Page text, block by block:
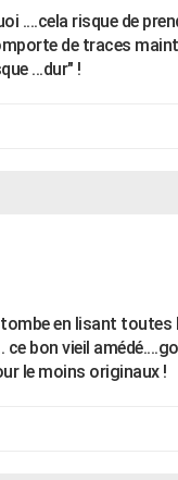
....cela risque de
de traces
...dur" !
en lisant toutes
bon vieil
le moins originaux !